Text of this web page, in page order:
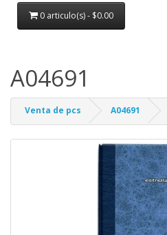
0 articulo(s) - $0.00
A04691
Venta de pcs A04691